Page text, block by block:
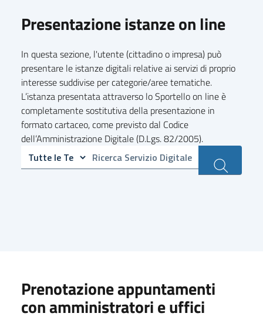
Presentazione istanze on line
In questa sezione, l'utente (cittadino o impresa) può
presentare le istanze digitali relative ai servizi di proprio
interesse suddivise per categorie/aree tematiche.
L’istanza presentata attraverso lo Sportello on line è
completamente sostitutiva della presentazione in
formato cartaceo, come previsto dal Codice
dell’Amministrazione Digitale (D.Lgs. 82/2005).
Prenotazione appuntamenti
con amministratori e uffici